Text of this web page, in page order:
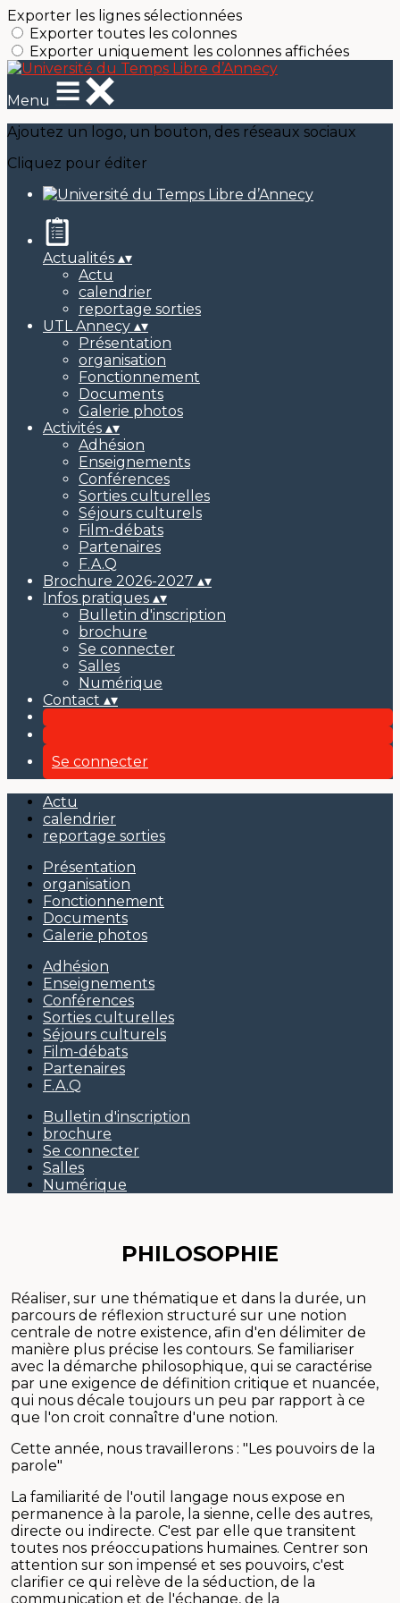
Exporter les lignes sélectionnées
Exporter toutes les colonnes
Exporter uniquement les colonnes affichées
Menu
Ajoutez un logo, un bouton, des réseaux sociaux
Cliquez pour éditer
Actualités ▴▾
Actu
calendrier
reportage sorties
UTL Annecy ▴▾
Présentation
organisation
Fonctionnement
Documents
Galerie photos
Activités ▴▾
Adhésion
Enseignements
Conférences
Sorties culturelles
Séjours culturels
Film-débats
Partenaires
F.A.Q
Brochure 2026-2027 ▴▾
Infos pratiques ▴▾
Bulletin d'inscription
brochure
Se connecter
Salles
Numérique
Contact ▴▾
Se connecter
Actu
calendrier
reportage sorties
Présentation
organisation
Fonctionnement
Documents
Galerie photos
Adhésion
Enseignements
Conférences
Sorties culturelles
Séjours culturels
Film-débats
Partenaires
F.A.Q
Bulletin d'inscription
brochure
Se connecter
Salles
Numérique
PHILOSOPHIE
Réaliser, sur une thématique et dans la durée, un
parcours de réflexion structuré sur une notion
centrale de notre existence, afin d'en délimiter de
manière plus précise les contours. Se familiariser
avec la démarche philosophique, qui se caractérise
par une exigence de définition critique et nuancée,
qui nous décale toujours un peu par rapport à ce
que l'on croit connaître d'une notion.
Cette année, nous travaillerons : "Les pouvoirs de la
parole"
La familiarité de l'outil langage nous expose en
permanence à la parole, la sienne, celle des autres,
directe ou indirecte. C'est par elle que transitent
toutes nos préoccupations humaines. Centrer son
attention sur son impensé et ses pouvoirs, c'est
clarifier ce qui relève de la séduction, de la
communication et de l'échange, de la